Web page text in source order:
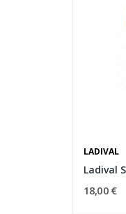
LADIVAL
18,00 €